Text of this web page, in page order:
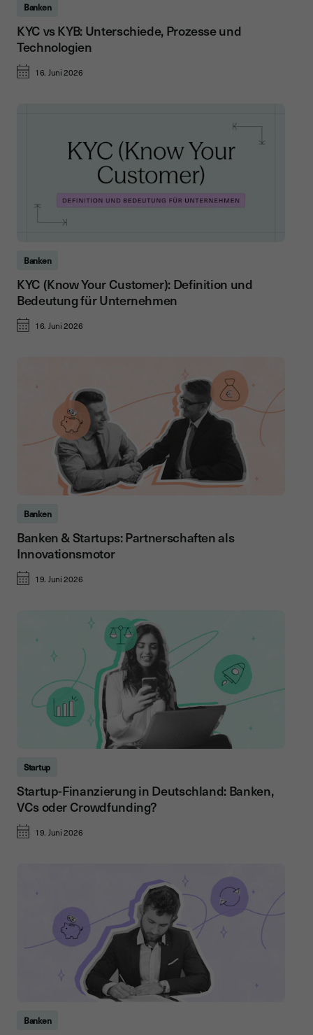
Banken
KYC vs KYB: Unterschiede, Prozesse und
Technologien
16. Juni 2026
Banken
KYC (Know Your Customer): Definition und
Bedeutung für Unternehmen
16. Juni 2026
Banken
Banken & Startups: Partnerschaften als
Innovationsmotor
19. Juni 2026
Startup
Startup-Finanzierung in Deutschland: Banken,
VCs oder Crowdfunding?
19. Juni 2026
Banken